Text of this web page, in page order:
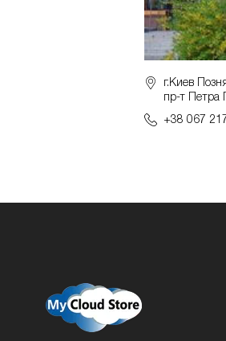
г.Киев
пр-т Петра
+38 067